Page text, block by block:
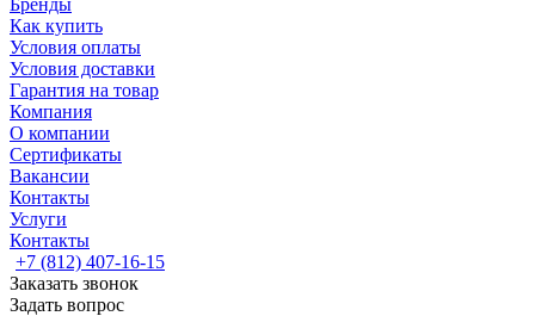
Бренды
Как купить
Условия оплаты
Условия доставки
Гарантия на товар
Компания
О компании
Сертификаты
Вакансии
Контакты
Услуги
Контакты
+7 (812) 407-16-15
Заказать звонок
Задать вопрос